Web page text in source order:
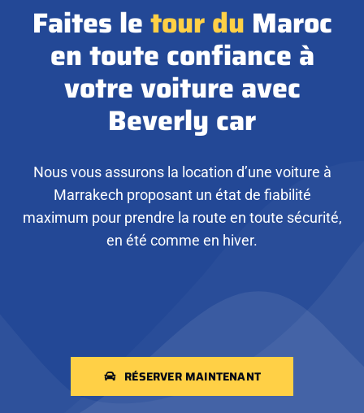
Faites letourdu Maroc
en toute confiance à
votre voiture avec
Beverly car
Nous vous assurons la location d’une voiture à
Marrakech proposant un état de fiabilité
maximum pour prendre la route en toute sécurité,
en été comme en hiver.
RÉSERVER MAINTENANT